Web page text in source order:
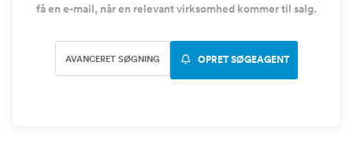
få en e-mail, når en relevant virksomhed kommer til salg.
AVANCERET SØGNING OPRET SØGEAGENT